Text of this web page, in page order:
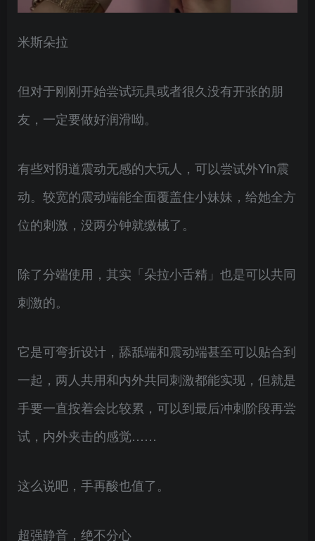
米斯朵拉
但对于刚刚开始尝试玩具或者很久没有开张的朋
友，一定要做好润滑呦。
有些对阴道震动无感的大玩人，可以尝试外Yin震
动。较宽的震动端能全面覆盖住小妹妹，给她全方
位的刺激，没两分钟就缴械了。
除了分端使用，其实「朵拉小舌精」也是可以共同
刺激的。
它是可弯折设计，舔舐端和震动端甚至可以贴合到
一起，两人共用和内外共同刺激都能实现，但就是
手要一直按着会比较累，可以到最后冲刺阶段再尝
试，内外夹击的感觉……
这么说吧，手再酸也值了。
超强静音，绝不分心